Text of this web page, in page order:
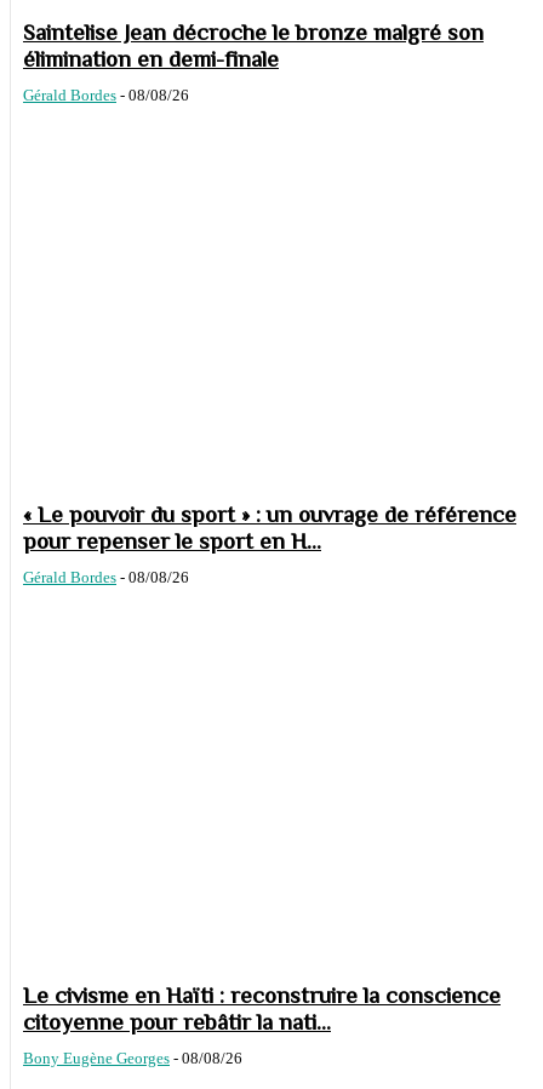
Saintelise Jean décroche le bronze malgré son
élimination en demi-finale
Gérald Bordes - 08/08/26
« Le pouvoir du sport » : un ouvrage de référence
pour repenser le sport en H...
Gérald Bordes - 08/08/26
Le civisme en Haïti : reconstruire la conscience
citoyenne pour rebâtir la nati...
Bony Eugène Georges - 08/08/26